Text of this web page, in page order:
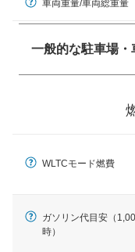
車両重量/車両総重量
一般的な駐車場
× 長さ 5,000mm 車
WLTCモード燃費
ガソリン代目安（
時）